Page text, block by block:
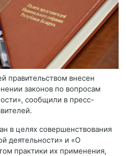
правительством внесен
законов по вопросам
сообщили в пресс-
в целях совершенствования
деятельности» и «О
практики их применения,